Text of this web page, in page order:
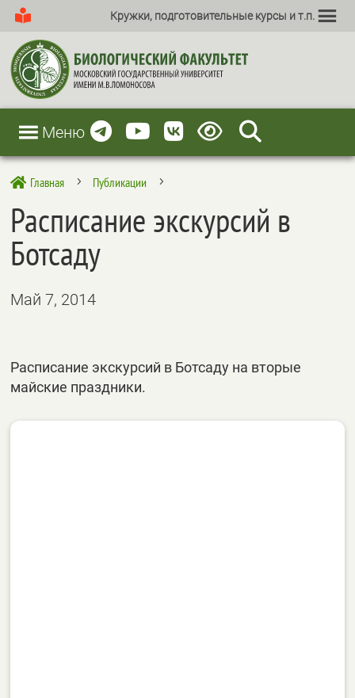
Кружки, подготовительные курсы и т.п.
Меню
 Главная 5 Публикации 5
Расписание экскурсий в
Ботсаду
Май 7, 2014
Расписание экскурсий в Ботсаду на вторые
майские праздники.